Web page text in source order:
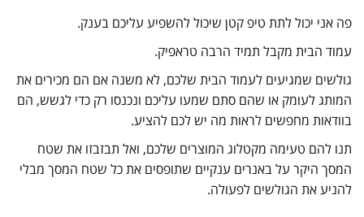
פה אני יכול לתת טיפ קטן שיכול להשפיע עליכם בענק.
עמוד הבית מקבל תמיד הרבה טראפיק.
גולשים שמגיעים לעמוד הבית שלכם, לא משנה אם הם מכירים את
המותג לעומק או שהם סתם שמעו עליכם ונכנסו רק כדי לגשש, הם
בוודאות מחפשים לראות מה יש לכם להציע.
תנו להם טעימה מקטלוג המוצרים שלכם, ואל תבזבזו את שטח
המסך היקר על באנרים ענקיים שתופסים את כל שטח המסך מבלי
להניע את הגולשים לפעולה.